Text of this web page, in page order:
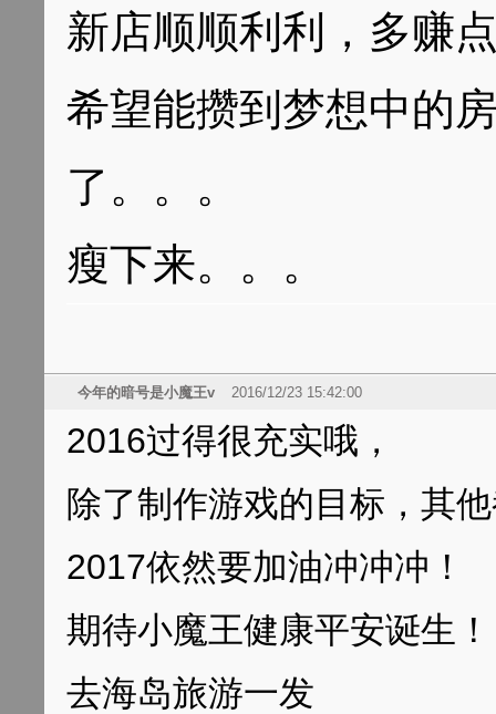
新店顺顺利利，多赚
希望能攒到梦想中的
了。。。
瘦下来。。。
今年的暗号是小魔王v 2016/12/23 15:42:00
2016过得很充实哦，
除了制作游戏的目标，其
2017依然要加油冲冲冲！
期待小魔王健康平安诞生！
去海岛旅游一发